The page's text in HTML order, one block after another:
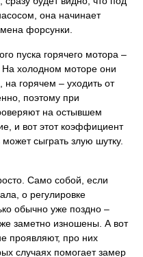
она начинает
форсунки.
пуска горячего мотора –
На холодном моторе они
горячем – уходить от
поэтому при
на остывшем
и вот этот коэффициент
сыграть злую шутку.
Само собой, если
о регулировке
обычно уже поздно –
заметно изношены. А вот
проявляют, про них
случаях помогает замер